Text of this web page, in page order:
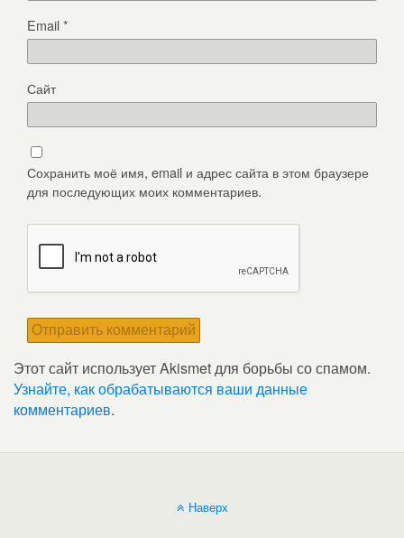
Email*
Сайт
Сохранить моё имя, email и адрес сайта в этом браузере
для последующих моих комментариев.
Этот сайт использует Akismet для борьбы со спамом.
Узнайте, как обрабатываются ваши данные
комментариев.
Наверх